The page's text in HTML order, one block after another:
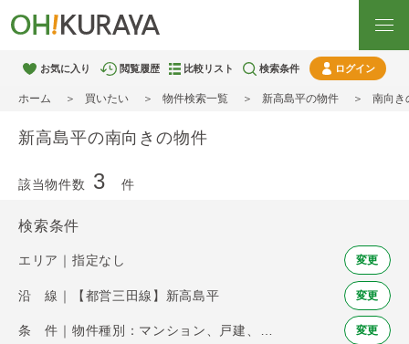
お気に入り 閲覧履歴 比較リスト 検索条件 ログイン
ホーム 買いたい 物件検索一覧 新高島平の物件 南向き
新高島平の南向きの物件
該当物件数 3 件
検索条件
エリア｜指定なし 変更
沿 線｜【都営三田線】新高島平 変更
変更